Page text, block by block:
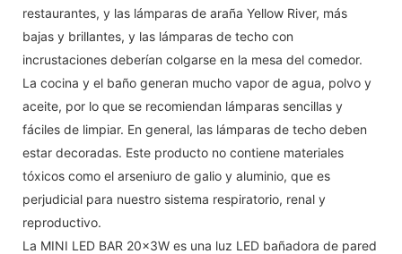
restaurantes, y las lámparas de araña Yellow River, más
bajas y brillantes, y las lámparas de techo con
incrustaciones deberían colgarse en la mesa del comedor.
La cocina y el baño generan mucho vapor de agua, polvo y
aceite, por lo que se recomiendan lámparas sencillas y
fáciles de limpiar. En general, las lámparas de techo deben
estar decoradas. Este producto no contiene materiales
tóxicos como el arseniuro de galio y aluminio, que es
perjudicial para nuestro sistema respiratorio, renal y
reproductivo.
La MINI LED BAR 20x3W es una luz LED bañadora de pared